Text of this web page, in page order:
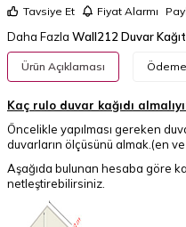
Tavsiye Et Fiyat Alarmı
Daha Fazla Wall212 Duvar
Ürün Açıklaması
Kaç rulo duvar kağıdı
Öncelikle yapılması gereken
duvarların ölçüsünü almak.(en
Aşağıda bulunan hesaba göre
netleştirebilirsiniz.